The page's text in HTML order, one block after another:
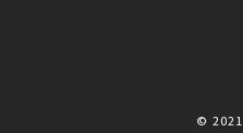
© 2021